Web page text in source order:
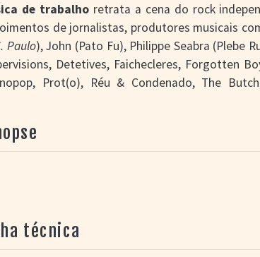
de trabalho retrata a cena do rock
de jornalistas, produtores musicais
Paulo), John (Pato Fu), Philippe Seabra (Plebe
Detetives, Faichecleres, Forgotten
Prot(o), Réu & Condenado, The
e Wry. O diretor Daniel Dias acumulou
técnica